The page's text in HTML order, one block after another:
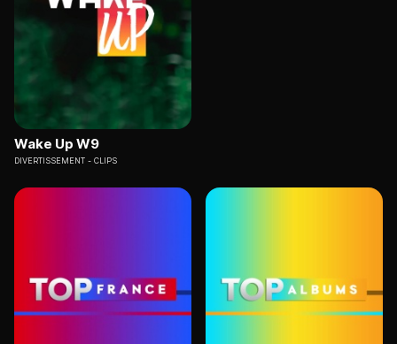
Wake Up W9
DIVERTISSEMENT CLIPS